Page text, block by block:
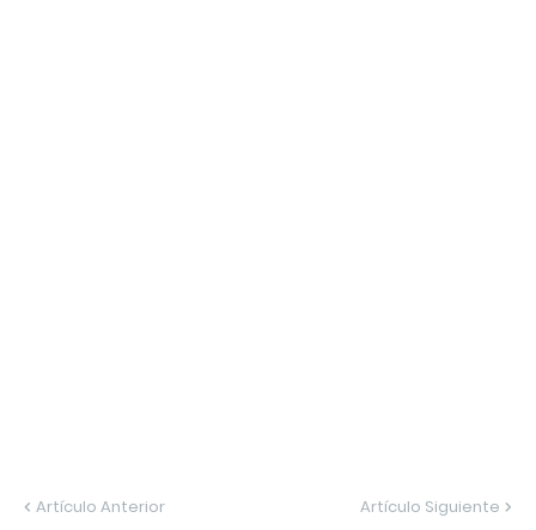
Artículo Anterior Artículo Siguiente